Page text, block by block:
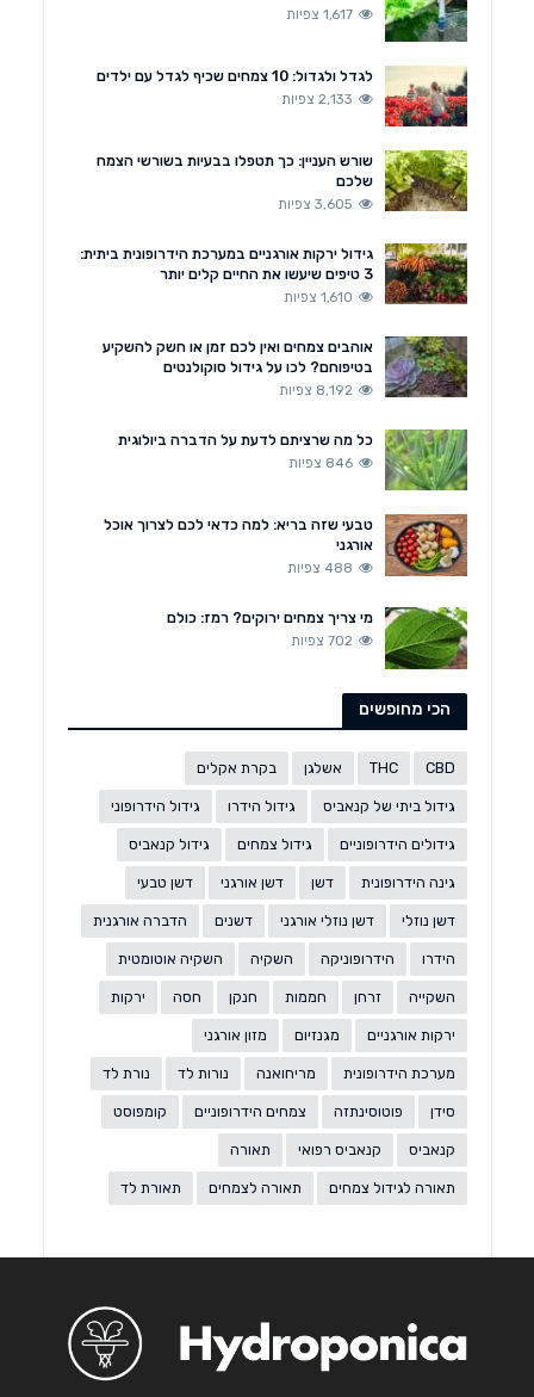
1,617 צפיות
לגדל ולגדול: 10 צמחים שכיף לגדל עם ילדים
2,133 צפיות
שורש העניין: כך תטפלו בבעיות בשורשי הצמח
שלכם
3,605 צפיות
גידול ירקות אורגניים במערכת הידרופונית ביתית:
3 טיפים שיעשו את החיים קלים יותר
1,610 צפיות
אוהבים צמחים ואין לכם זמן או חשק להשקיע
בטיפוחם? לכו על גידול סוקולנטים
8,192 צפיות
כל מה שרציתם לדעת על הדברה ביולוגית
846 צפיות
טבעי שזה בריא: למה כדאי לכם לצרוך אוכל
אורגני
488 צפיות
מי צריך צמחים ירוקים? רמז: כולם
702 צפיות
הכי מחופשים
CBD
THC אשלגן בקרת אקלים
גידול ביתי של קנאביס גידול הידרו גידול הידרופוני
גידולים הידרופוניים גידול צמחים גידול קנאביס
גינה הידרופונית דשן דשן אורגני דשן טבעי
דשן נוזלי דשן נוזלי אורגני דשנים הדברה אורגנית
הידרו הידרופוניקה השקיה השקיה אוטומטית
השקייה זרחן חממות חנקן חסה ירקות
ירקות אורגניים מגנזיום מזון אורגני
מערכת הידרופונית מריחואנה נורות לד נורת לד
סידן פוטוסינתזה צמחים הידרופוניים קומפוסט
קנאביס קנאביס רפואי תאורה
תאורה לגידול צמחים תאורה לצמחים תאורת לד